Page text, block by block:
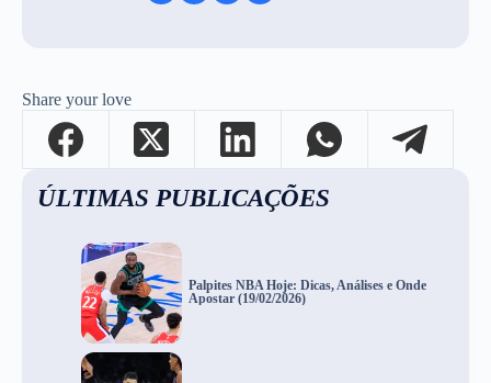
Share your love
ÚLTIMAS PUBLICAÇÕES
Palpites NBA Hoje: Dicas, Análises e Onde
Apostar (19/02/2026)